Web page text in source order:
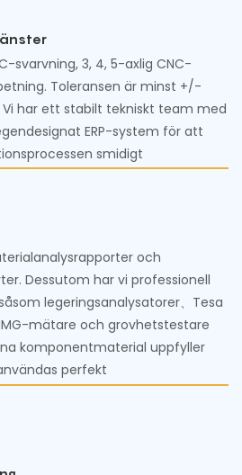
svarvning, 3, 4, 5-axlig CNC-
Toleransen är minst +/-
har ett stabilt tekniskt team med
ERP-system för att
smidigt
och
Dessutom har vi professionell
legeringsanalysatorer、Tesa
mätare och grovhetstestare
komponentmaterial uppfyller
perfekt